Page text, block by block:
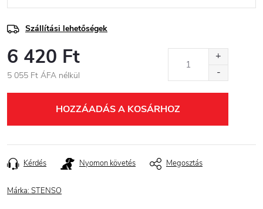
Szállítási lehetőségek
6 420 Ft
5 055 Ft ÁFA nélkül
HOZZÁADÁS A KOSÁRHOZ
Kérdés Nyomon követés Megosztás
Márka: STENSO